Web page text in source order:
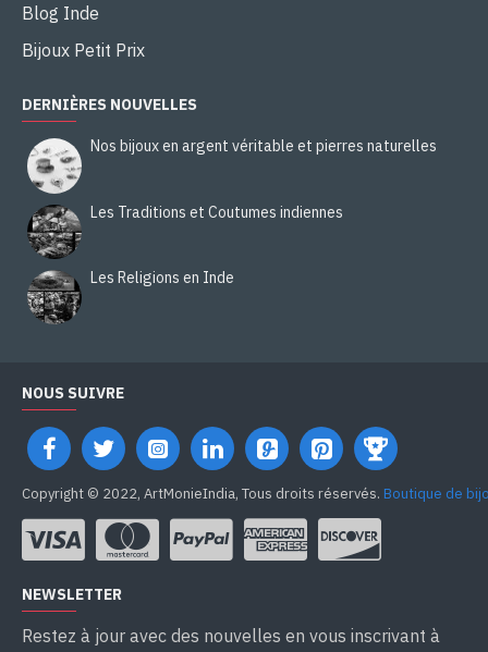
Blog Inde
Bijoux Petit Prix
DERNIÈRES NOUVELLES
Nos bijoux en argent véritable et pierres naturelles
Les Traditions et Coutumes indiennes
Les Religions en Inde
NOUS SUIVRE
Copyright © 2022, ArtMonieIndia, Tous droits réservés. Boutique de
NEWSLETTER
Restez à jour avec des nouvelles en vous inscrivant à